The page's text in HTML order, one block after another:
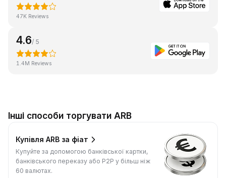
47K Reviews
4.6/ 5
1.4M Reviews
Інші способи торгувати ARB
Купівля ARB за фіат
Купуйте за допомогою банківської картки,
банківського переказу або P2P у більш ніж
60 валютах.